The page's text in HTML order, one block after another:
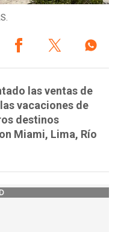
las ventas de
vacaciones de
destinos
Miami, Lima, Río